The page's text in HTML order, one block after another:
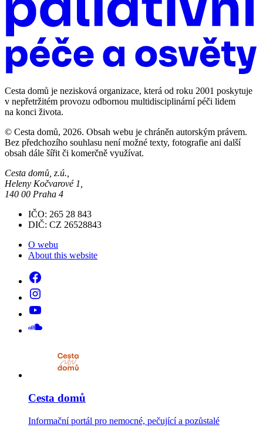
Cesta domů je nezisková organizace, která od roku 2001 poskytuje
v nepřetržitém provozu odbornou multidisciplinární péči lidem
na konci života.
© Cesta domů, 2026. Obsah webu je chráněn autorským právem.
Bez předchozího souhlasu není možné texty, fotografie ani další
obsah dále šířit či komerčně využívat.
Cesta domů, z.ú.,
Heleny Kočvarové 1,
140 00 Praha 4
IČO: 265 28 843
DIČ: CZ 26528843
O webu
About this website
Cesta domů
Informační portál pro nemocné, pečující a pozůstalé